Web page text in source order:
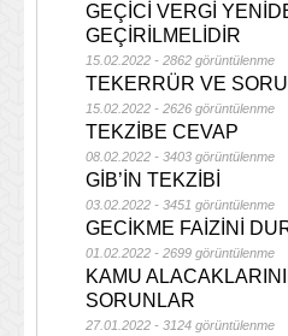
GEÇİCİ VERGİ
GEÇİRİLMELİDİR
15.02.2022 - 2862 görüntülenme
TEKERRÜR VE
15.02.2022 - 2626 görüntülenme
TEKZİBE CEVAP
08.02.2022 - 3403 görüntülenme
GİB’İN TEKZİBİ
03.02.2022 - 3451 görüntülenme
GECİKME FAİZİNİ
01.02.2022 - 2699 görüntülenme
KAMU
SORUNLAR
27.01.2022 - 3124 görüntülenme